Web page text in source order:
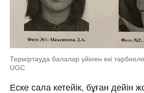
Терміртауда балалар үйінен екі
UGC
Еске сала кетейік, бұған дейін